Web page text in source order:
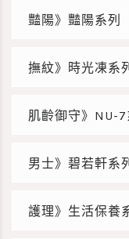
豔陽》豔陽系列
撫紋》時光凍系列
肌齡御守》NU-7
男士》碧若軒系列
護理》生活保養